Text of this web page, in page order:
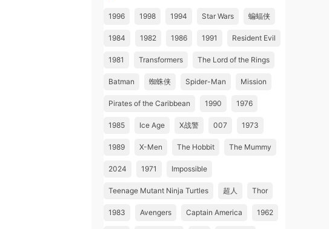
1996 1998 1994 Star Wars 蝙蝠侠
1984 1982 1986 1991 Resident Evil
1981 Transformers The Lord of the Rings
Batman 蜘蛛侠 Spider-Man Mission
Pirates of the Caribbean 1990 1976
1985 Ice Age X战警 007 1973
1989 X-Men The Hobbit The Mummy
2024 1971 Impossible
Teenage Mutant Ninja Turtles 超人 Thor
1983 Avengers Captain America 1962